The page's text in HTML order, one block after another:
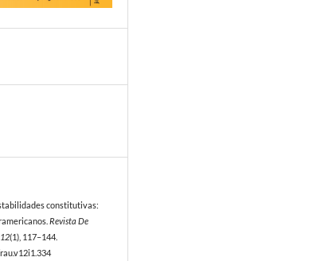
constitutivas:
Revista De
12(1), 117–144.